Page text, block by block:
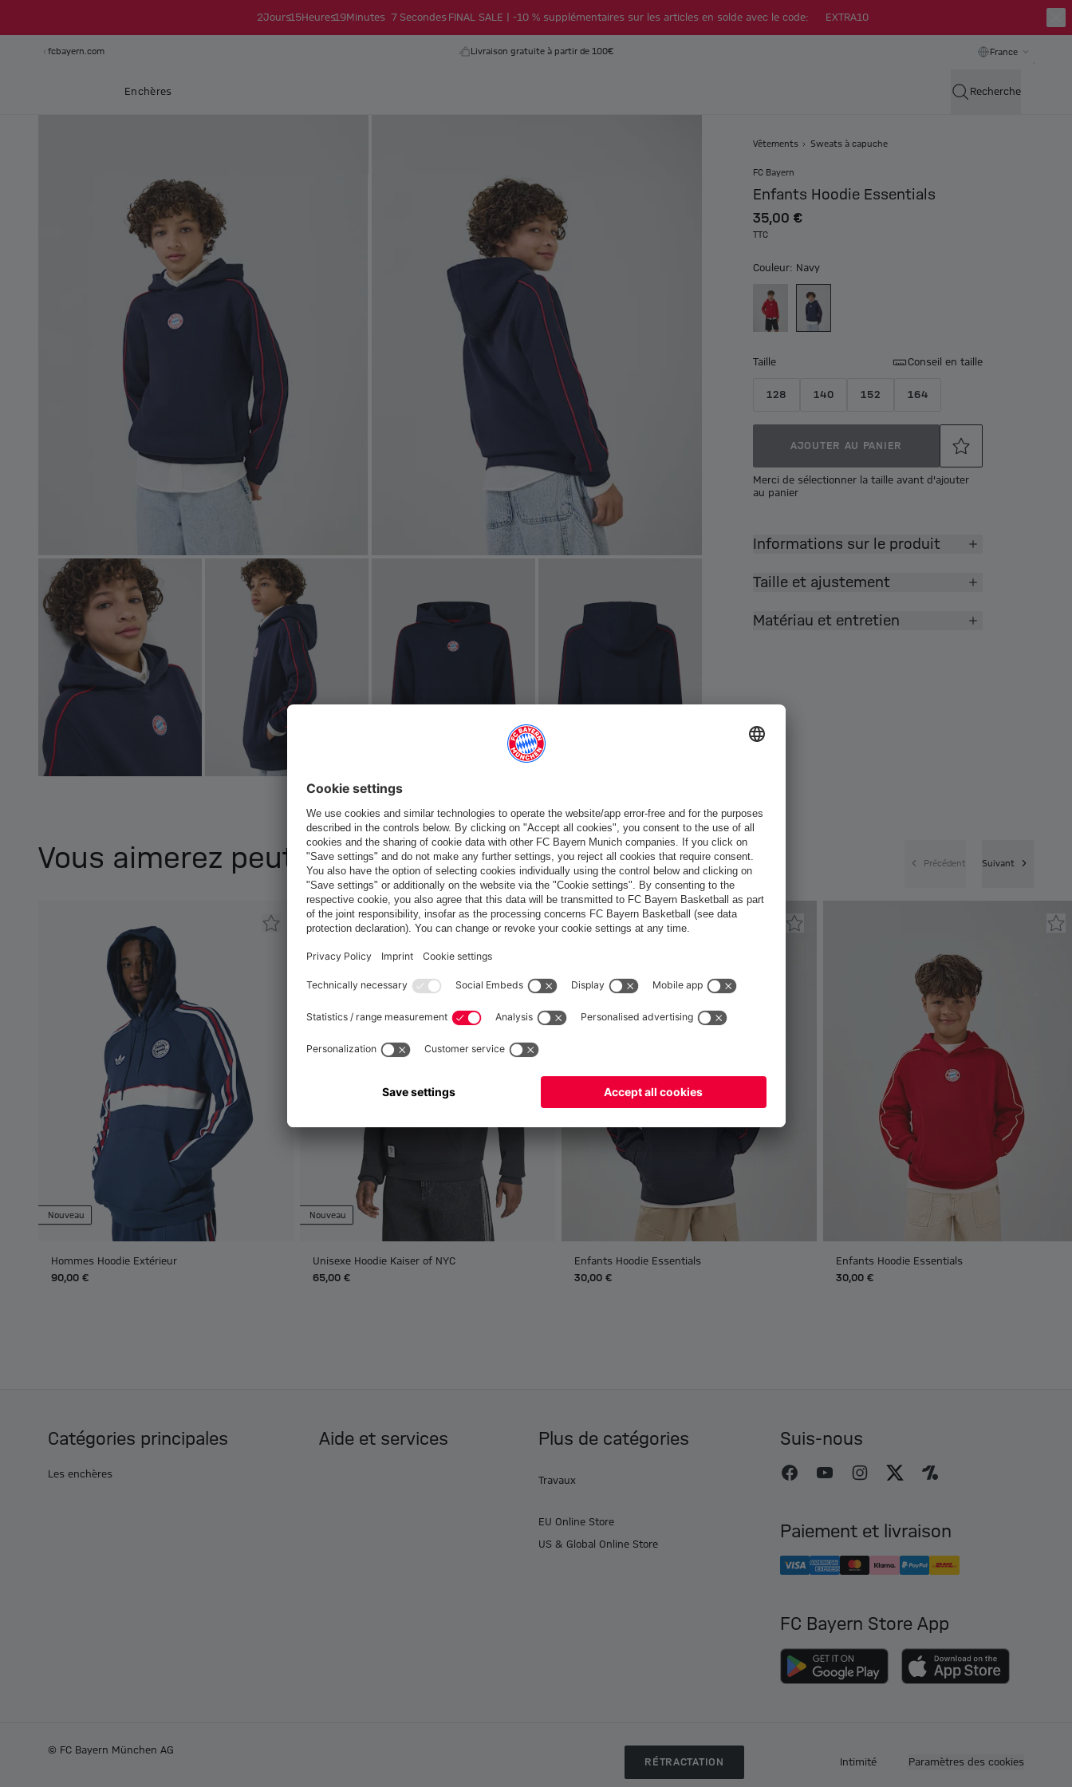
2Jours15Heures19Minutes 6 Secondes FINAL SALE | -10 % supplémentaires sur les articles en solde avec le code: EXTRA10
fcbayern.com Livraison gratuite à partir de 100€ France
Enchères Recherche
Vêtements Sweats à capuche
FC Bayern
Enfants Hoodie Essentials
35,00 €
TTC
Couleur: Navy
Taille Conseil en taille
128 140 152 164
AJOUTER AU PANIER
Merci de sélectionner la taille avant d'ajouter
au panier
Informations sur le produit
Taille et ajustement
Matériau et entretien
Vous aimerez peut-être ça aussi Précédent Suivant
Nouveau
Hommes Hoodie Extérieur
90,00 €
Nouveau
Unisexe Hoodie Kaiser of NYC
65,00 €
Enfants Hoodie Essentials
30,00 €
Enfants Hoodie Essentials
30,00 €
Catégories principales
Les enchères
Aide et services Plus de catégories
Travaux
EU Online Store
US & Global Online Store
Suis-nous
Paiement et livraison
FC Bayern Store App
© FC Bayern München AG
RÉTRACTATION
Intimité Paramètres des cookies
Voulez-vous rester dans la boutique France?
Mondial pour y livrer!